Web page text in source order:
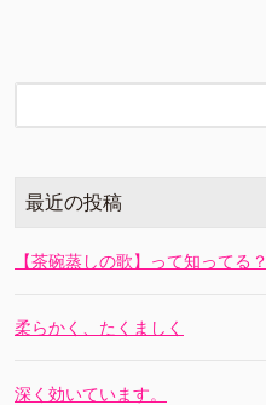
最近の投稿
【茶碗蒸しの歌】って知ってる？
柔らかく、たくましく
深く効いています。